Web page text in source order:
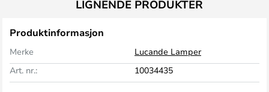
LIGNENDE PRODUKTER
Produktinformasjon
Merke
Lucande Lamper
Art. nr.:
10034435